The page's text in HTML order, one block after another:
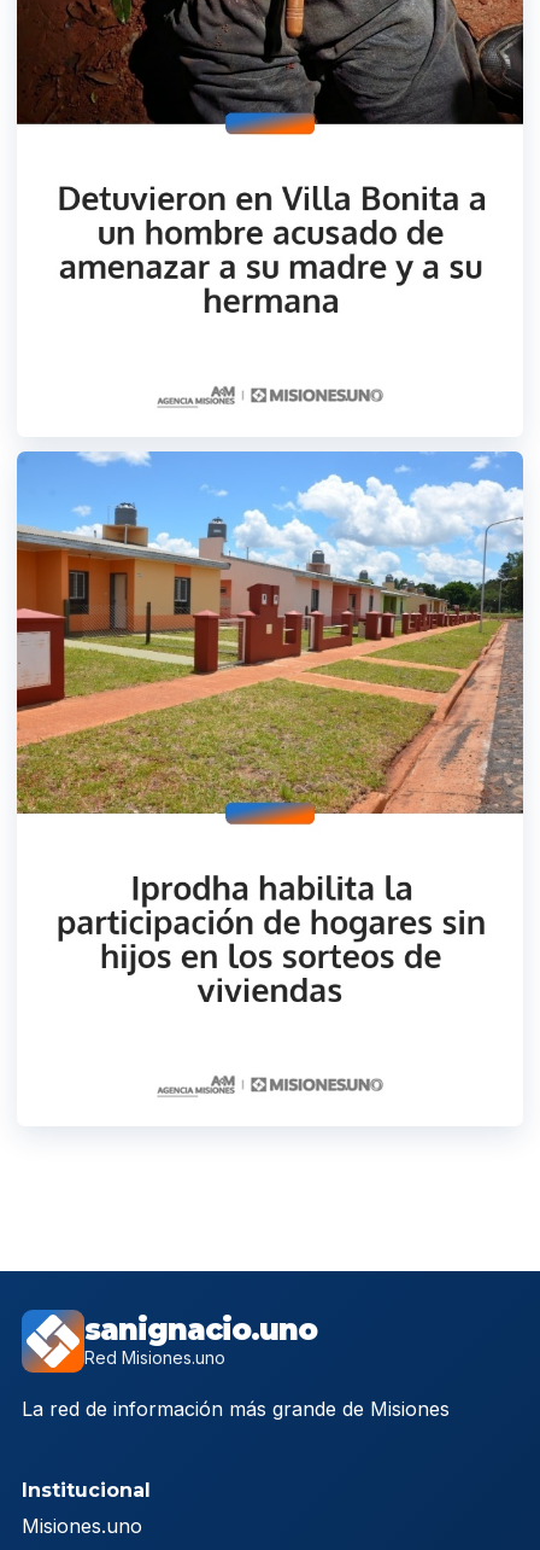
sanignacio.uno
Red Misiones.uno
La red de información más grande de Misiones
Institucional
Misiones.uno